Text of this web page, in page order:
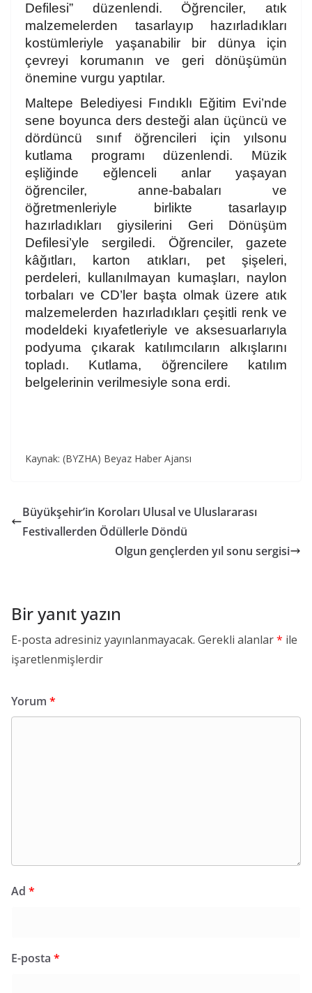
Defilesi” düzenlendi. Öğrenciler, atık
malzemelerden tasarlayıp hazırladıkları
kostümleriyle yaşanabilir bir dünya için
çevreyi korumanın ve geri dönüşümün
önemine vurgu yaptılar.
Maltepe Belediyesi Fındıklı Eğitim Evi’nde
sene boyunca ders desteği alan üçüncü ve
dördüncü sınıf öğrencileri için yılsonu
kutlama programı düzenlendi. Müzik
eşliğinde eğlenceli anlar yaşayan
öğrenciler, anne-babaları ve
öğretmenleriyle birlikte tasarlayıp
hazırladıkları giysilerini Geri Dönüşüm
Defilesi’yle sergiledi. Öğrenciler, gazete
kâğıtları, karton atıkları, pet şişeleri,
perdeleri, kullanılmayan kumaşları, naylon
torbaları ve CD’ler başta olmak üzere atık
malzemelerden hazırladıkları çeşitli renk ve
modeldeki kıyafetleriyle ve aksesuarlarıyla
podyuma çıkarak katılımcıların alkışlarını
topladı. Kutlama, öğrencilere katılım
belgelerinin verilmesiyle sona erdi.
Kaynak: (BYZHA) Beyaz Haber Ajansı
Büyükşehir’in Koroları Ulusal ve Uluslararası
Festivallerden Ödüllerle Döndü
Olgun gençlerden yıl sonu sergisi
Bir yanıt yazın
E-posta adresiniz yayınlanmayacak. Gerekli alanlar* ile
işaretlenmişlerdir
Yorum *
Ad *
E-posta *